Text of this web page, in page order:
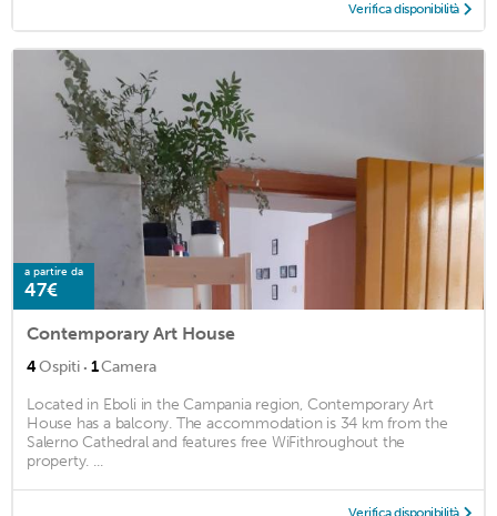
Verifica disponibilità
a partire da
47€
Contemporary Art House
4Ospiti · 1Camera
Located in Eboli in the Campania region, Contemporary Art
House has a balcony. The accommodation is 34 km from the
Salerno Cathedral and features free WiFithroughout the
property. ...
Verifica disponibilità